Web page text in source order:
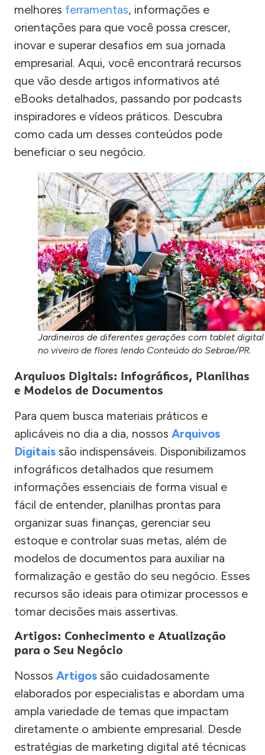
melhores ferramentas, informações e
orientações para que você possa crescer,
inovar e superar desafios em sua jornada
empresarial. Aqui, você encontrará recursos
que vão desde artigos informativos até
eBooks detalhados, passando por podcasts
inspiradores e vídeos práticos. Descubra
como cada um desses conteúdos pode
beneficiar o seu negócio.
Jardineiros de diferentes gerações com tablet digital
no viveiro de flores lendo Conteúdo do Sebrae/PR.
Arquivos Digitais: Infográficos, Planilhas
e Modelos de Documentos
Para quem busca materiais práticos e
aplicáveis no dia a dia, nossos Arquivos
Digitais são indispensáveis. Disponibilizamos
infográficos detalhados que resumem
informações essenciais de forma visual e
fácil de entender, planilhas prontas para
organizar suas finanças, gerenciar seu
estoque e controlar suas metas, além de
modelos de documentos para auxiliar na
formalização e gestão do seu negócio. Esses
recursos são ideais para otimizar processos e
tomar decisões mais assertivas.
Artigos: Conhecimento e Atualização
para o Seu Negócio
Nossos Artigos são cuidadosamente
elaborados por especialistas e abordam uma
ampla variedade de temas que impactam
diretamente o ambiente empresarial. Desde
estratégias de marketing digital até técnicas